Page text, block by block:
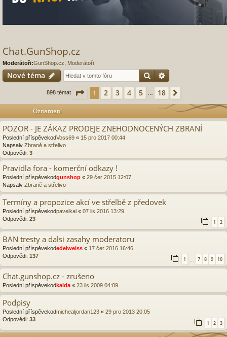
Chat.GunShop.cz
Moderátoři:GunShop.cz Moderátoři
Nové téma Hledat
898 témat Stránka 1z 18
1 2 3 4 5 18
Oznámení
POZOR - JE ZÁKAZ PRODEJE ZNEHODNOCENÝCH ZBRANÍ
Poslední příspěvekodVoss69 « 15 pro 2017 00:44
Napsalv Zbraně a střelivo
Odpovědi: 3
Pravidla fora - komerční odkazy !
Poslední příspěvekodgunshop « 29 čer 2015 12:07
Napsalv Zbraně a střelivo
Termíny a propozice akcí ve střelbě z předovek
Poslední příspěvekodpavelkal « 07 lis 2016 13:29
Odpovědi: 23
1 2
BAN tresty a dalsi zasahy moderatoru
Poslední příspěvekodedelweiss « 17 čer 2016 16:46
Odpovědi: 137
1 … 7 8 9 10
Chat.gunshop.cz - zrušeno
Poslední příspěvekod kalda « 23 lis 2009 04:09
Podpisy
Poslední příspěvekodmichealjordan123 « 29 pro 2013 20:05
Odpovědi: 33
1 2 3